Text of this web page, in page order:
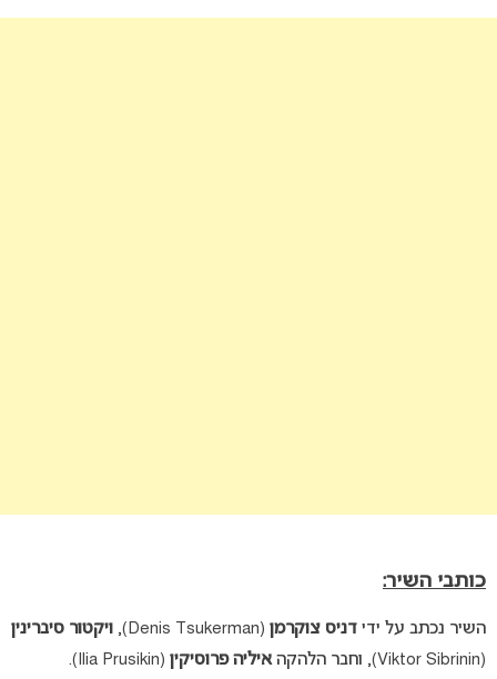
כותבי השיר:
השיר נכתב על ידי דניס צוקרמן (Denis Tsukerman),
ויקטור סיברינין
(Viktor Sibrinin), וחבר הלהקה
איליה פרוסיקין (Ilia Prusikin).